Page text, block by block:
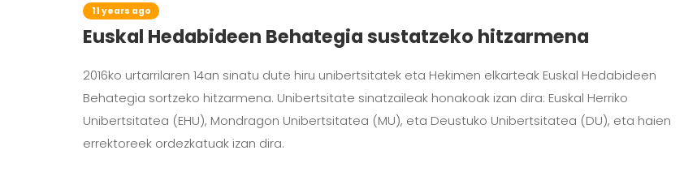
11 years ago
Euskal Hedabideen Behategia sustatzeko hitzarmena
2016ko urtarrilaren 14an sinatu dute hiru unibertsitatek eta Hekimen elkarteak Euskal Hedabideen
Behategia sortzeko hitzarmena. Unibertsitate sinatzaileak honakoak izan dira: Euskal Herriko
Unibertsitatea (EHU), Mondragon Unibertsitatea (MU), eta Deustuko Unibertsitatea (DU), eta haien
errektoreek ordezkatuak izan dira.